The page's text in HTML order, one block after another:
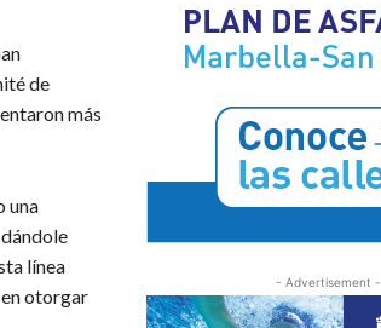
de
más
una
línea
otorgar
- Advertisement -